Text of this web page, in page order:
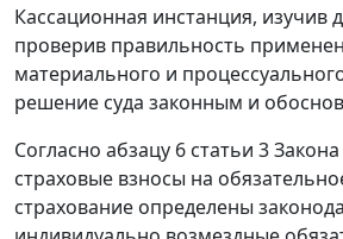
Кассационная инстанция, изучив
проверив правильность
материального и
решение суда законным и
Согласно абзацу 6 статьи 3
страховые взносы на
страхование определены